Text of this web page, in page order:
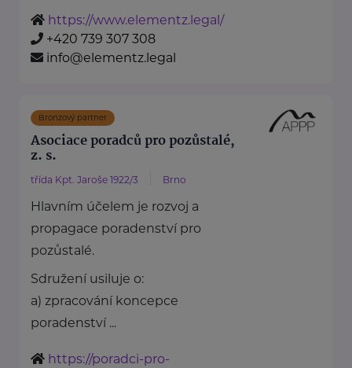
https://www.elementz.legal/
+420 739 307 308
info@elementz.legal
Bronzový partner
Asociace poradců pro pozůstalé,
z. s.
třída Kpt. Jaroše 1922/3 Brno
Hlavním účelem je rozvoj a
propagace poradenství pro
pozůstalé.
Sdružení usiluje o:
a) zpracování koncepce
poradenství ...
https://poradci-pro-